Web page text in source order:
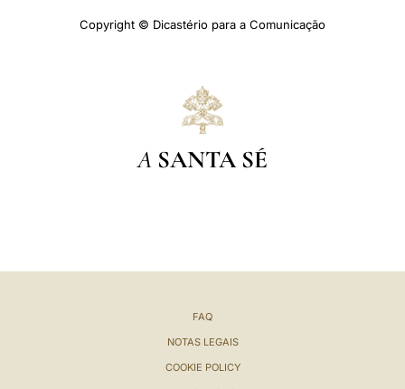
Copyright © Dicastério para a Comunicação
A SANTA SÉ
FAQ
NOTAS LEGAIS
COOKIE POLICY